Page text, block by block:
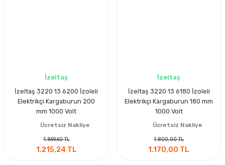
İzeltaş
İzeltaş 3220 13 6200 İzoleli
Elektrikçi Kargaburun 200
mm 1000 Volt
Ücretsiz Nakliye
1.869,60 TL
1.215,24 TL
İzeltaş
İzeltaş 3220 13 6180 İzoleli
Elektrikçi Kargaburun 180 mm
1000 Volt
Ücretsiz Nakliye
1.800,00 TL
1.170,00 TL